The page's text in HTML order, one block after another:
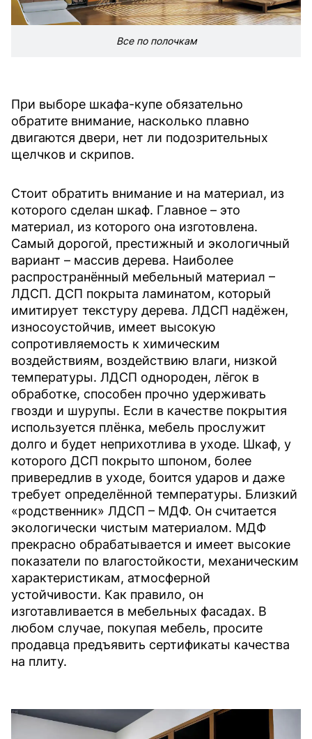
Все по полочкам
При выборе шкафа-купе обязательно
обратите внимание, насколько плавно
двигаются двери, нет ли подозрительных
щелчков и скрипов.
Стоит обратить внимание и на материал, из
которого сделан шкаф. Главное – это
материал, из которого она изготовлена.
Самый дорогой, престижный и экологичный
вариант – массив дерева. Наиболее
распространённый мебельный материал –
ЛДСП. ДСП покрыта ламинатом, который
имитирует текстуру дерева. ЛДСП надёжен,
износоустойчив, имеет высокую
сопротивляемость к химическим
воздействиям, воздействию влаги, низкой
температуры. ЛДСП однороден, лёгок в
обработке, способен прочно удерживать
гвозди и шурупы. Если в качестве покрытия
используется плёнка, мебель прослужит
долго и будет неприхотлива в уходе. Шкаф, у
которого ДСП покрыто шпоном, более
привередлив в уходе, боится ударов и даже
требует определённой температуры. Близкий
«родственник» ЛДСП – МДФ. Он считается
экологически чистым материалом. МДФ
прекрасно обрабатывается и имеет высокие
показатели по влагостойкости, механическим
характеристикам, атмосферной
устойчивости. Как правило, он
изготавливается в мебельных фасадах. В
любом случае, покупая мебель, просите
продавца предъявить сертификаты качества
на плиту.